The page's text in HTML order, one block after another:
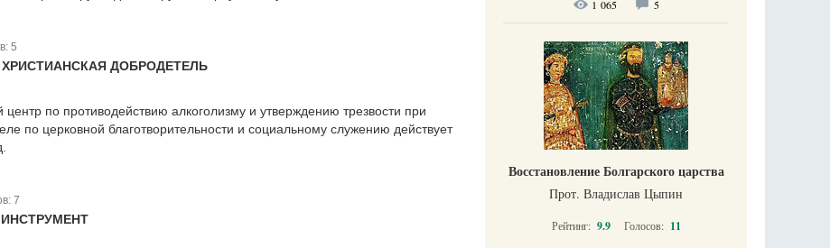
5
ХРИСТИАНСКАЯ ДОБРОДЕТЕЛЬ
по противодействию алкоголизму и утверждению трезвости при
по церковной благотворительности и социальному служению действует
7
1 065 5
Восстановление Болгарского царства
Прот. Владислав Цыпин
Рейтинг: 9.9 Голосов: 11